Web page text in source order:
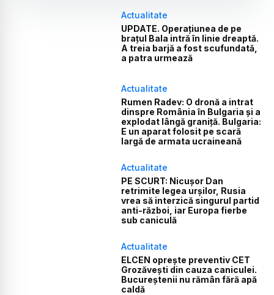
Actualitate
UPDATE. Operațiunea de pe
brațul Bala intră în linie dreaptă.
A treia barjă a fost scufundată,
a patra urmează
Actualitate
Rumen Radev: O dronă a intrat
dinspre România în Bulgaria și a
explodat lângă graniță. Bulgaria:
E un aparat folosit pe scară
largă de armata ucraineană
Actualitate
PE SCURT: Nicușor Dan
retrimite legea urșilor, Rusia
vrea să interzică singurul partid
anti-război, iar Europa fierbe
sub caniculă
Actualitate
ELCEN oprește preventiv CET
Grozăvești din cauza caniculei.
Bucureștenii nu rămân fără apă
caldă